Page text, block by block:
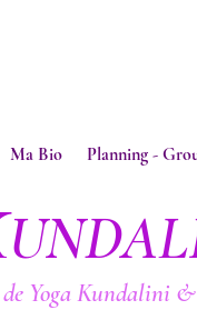
Ma Bio Planning -
de Yoga Kundalini